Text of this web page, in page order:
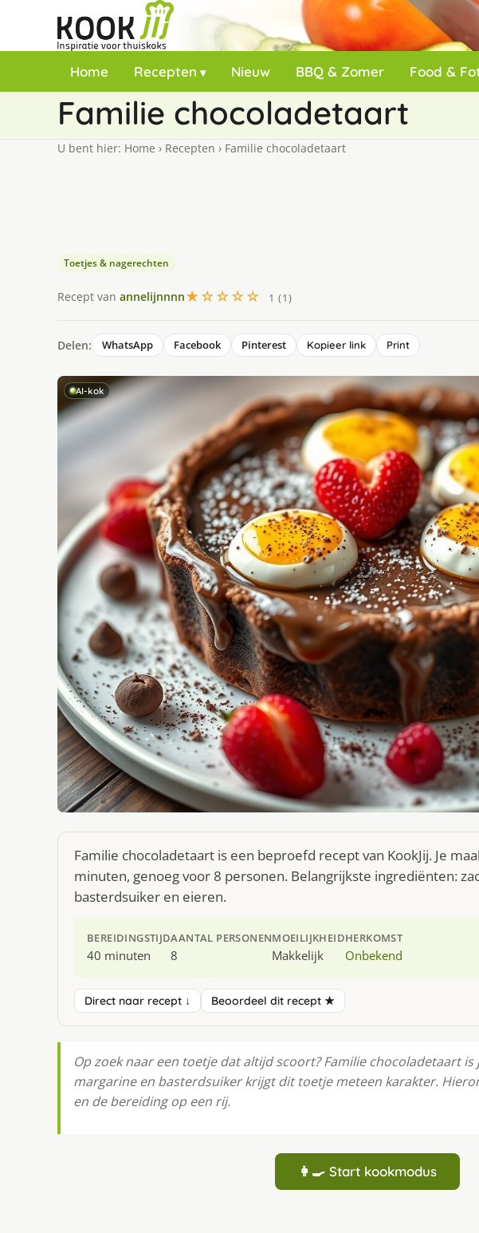
Home Recepten Nieuw BBQ & Zomer Food &
Familie chocoladetaart
U bent hier: Home › Recepten › Familie chocoladetaart
Toetjes & nagerechten
Recept van annelijnnnn★☆☆☆☆ 1 (1)
Delen: WhatsApp Facebook Pinterest Kopieer link Print
AI-kok
Familie chocoladetaart is een beproefd recept van KookJij. Je
minuten, genoeg voor 8 personen. Belangrijkste ingrediënten:
basterdsuiker en eieren.
BEREIDINGSTIJD
40 minuten
AANTAL PERSONEN
8
MOEILIJKHEID
Makkelijk
HERKOMST
Onbekend
Direct naar recept ↓ Beoordeel dit recept ★
Op zoek naar een toetje dat altijd scoort? Familie chocoladetaart
margarine en basterdsuiker krijgt dit toetje meteen karakter.
en de bereiding op een rij.
👩‍🍳 Start kookmodus